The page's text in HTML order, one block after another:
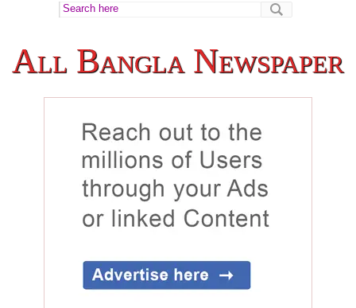
All Bangla Newspaper